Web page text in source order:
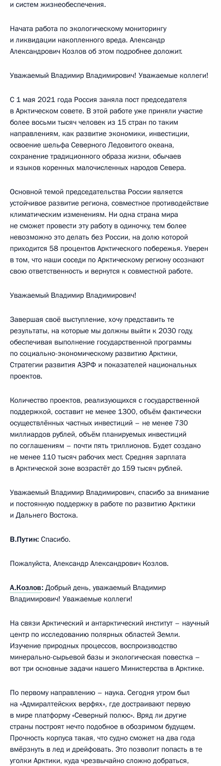
и систем жизнеобеспечения.
Начата работа по экологическому мониторингу
и ликвидации накопленного вреда. Александр
Александрович Козлов об этом подробнее доложит.
Уважаемый Владимир Владимирович! Уважаемые коллеги!
С 1 мая 2021 года Россия заняла пост председателя
в Арктическом совете. В этой работе уже приняли участие
более восьми тысяч человек из 15 стран по таким
направлениям, как развитие экономики, инвестиции,
освоение шельфа Северного Ледовитого океана,
сохранение традиционного образа жизни, обычаев
и языков коренных малочисленных народов Севера.
Основной темой председательства России является
устойчивое развитие региона, совместное противодействие
климатическим изменениям. Ни одна страна мира
не сможет провести эту работу в одиночку, тем более
невозможно это делать без России, на долю которой
приходится 58 процентов Арктического побережья. Уверен
в том, что наши соседи по Арктическому региону осознают
свою ответственность и вернутся к совместной работе.
Уважаемый Владимир Владимирович!
Завершая своё выступление, хочу представить те
результаты, на которые мы должны выйти к 2030 году,
обеспечивая выполнение государственной программы
по социально-экономическому развитию Арктики,
Стратегии развития АЗРФ и показателей национальных
проектов.
Количество проектов, реализующихся с государственной
поддержкой, составит не менее 1300, объём фактически
осуществлённых частных инвестиций – не менее 730
миллиардов рублей, объём планируемых инвестиций
по соглашениям – почти пять триллионов. Будет создано
не менее 110 тысяч рабочих мест. Средняя зарплата
в Арктической зоне возрастёт до 159 тысяч рублей.
Уважаемый Владимир Владимирович, спасибо за внимание
и постоянную поддержку в работе по развитию Арктики
и Дальнего Востока.
В.Путин: Спасибо.
Пожалуйста, Александр Александрович Козлов.
А.Козлов: Добрый день, уважаемый Владимир
Владимирович! Уважаемые коллеги!
На связи Арктический и антарктический институт – научный
центр по исследованию полярных областей Земли.
Изучение природных процессов, воспроизводство
минерально-сырьевой базы и экологическая повестка –
вот три основные задачи нашего Министерства в Арктике.
По первому направлению – наука. Сегодня утром был
на «Адмиралтейских верфях», где достраивают первую
в мире платформу «Северный полюс». Вряд ли другие
страны построят нечто подобное в обозримом будущем.
Прочность корпуса такая, что судно сможет на два года
вмёрзнуть в лед и дрейфовать. Это позволит попасть в те
уголки Арктики, куда чрезвычайно сложно добраться,